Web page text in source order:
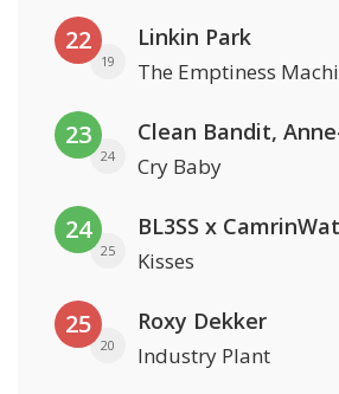
22
19
Linkin Park
The Emptiness
23
24 Cry Baby
24
25 Kisses
25
20
Roxy Dekker
Industry Plant